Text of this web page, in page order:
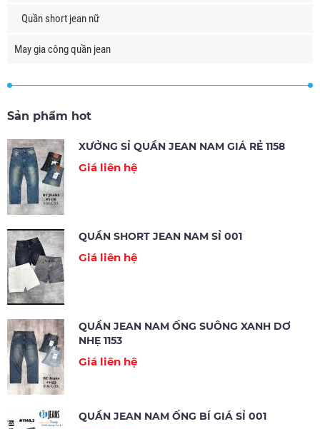
Quần short jean nữ
May gia công quần jean
Sản phẩm hot
XƯỞNG SỈ QUẦN JEAN NAM GIÁ RẺ 1158
Giá liên hệ
QUẦN SHORT JEAN NAM SỈ 001
Giá liên hệ
QUẦN JEAN NAM ỐNG SUÔNG XANH DƠ
NHẸ 1153
Giá liên hệ
QUẦN JEAN NAM ỐNG BÍ GIÁ SỈ 001